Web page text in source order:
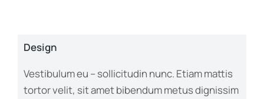
Design
Vestibulum eu – sollicitudin nunc. Etiam mattis
tortor velit, sit amet bibendum metus dignissim